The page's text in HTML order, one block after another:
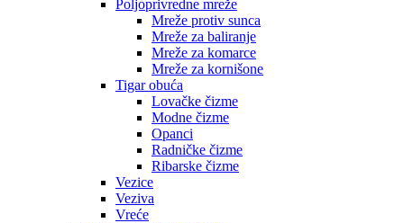
Poljoprivredne mreže
Mreže protiv sunca
Mreže za baliranje
Mreže za komarce
Mreže za kornišone
Tigar obuća
Lovačke čizme
Modne čizme
Opanci
Radničke čizme
Ribarske čizme
Vezice
Veziva
Vreće